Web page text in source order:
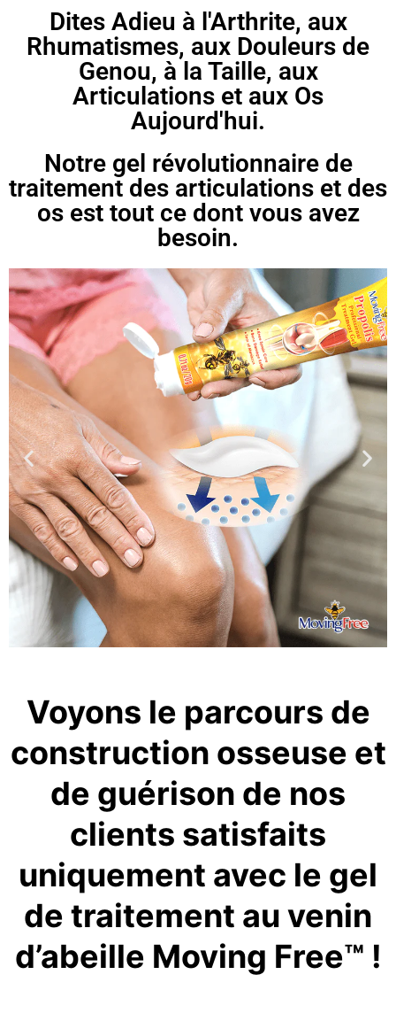
Dites Adieu à l'Arthrite, aux
Rhumatismes, aux Douleurs de
Genou, à la Taille, aux
Articulations et aux Os
Aujourd'hui.
Notre gel révolutionnaire de
traitement des articulations et des
os est tout ce dont vous avez
besoin.
Voyons le parcours de
construction osseuse et
de guérison de nos
clients satisfaits
uniquement avec le gel
de traitement au venin
d’abeille Moving Free™ !